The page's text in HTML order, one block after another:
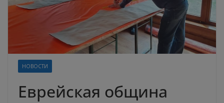
НОВОСТИ
Еврейская община